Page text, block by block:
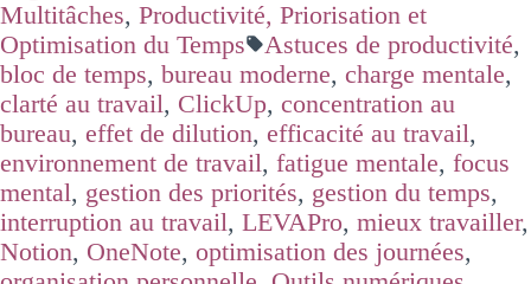
Multitâches, Productivité, Priorisation et
Optimisation du Temps
Astuces de productivité,
bloc de temps, bureau moderne, charge mentale,
clarté au travail, ClickUp, concentration au
bureau, effet de dilution, efficacité au travail,
environnement de travail, fatigue mentale, focus
mental, gestion des priorités, gestion du temps,
interruption au travail, LEVAPro, mieux travailler,
Notion, OneNote, optimisation des journées,